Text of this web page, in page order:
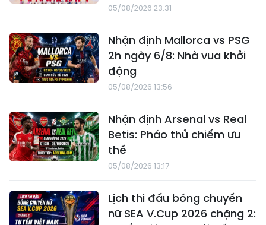
05/08/2026 23:31
Nhận định Mallorca vs PSG
2h ngày 6/8: Nhà vua khởi
động
05/08/2026 13:56
Nhận định Arsenal vs Real
Betis: Pháo thủ chiếm ưu
thế
05/08/2026 13:17
Lịch thi đấu bóng chuyền
nữ SEA V.Cup 2026 chặng 2: